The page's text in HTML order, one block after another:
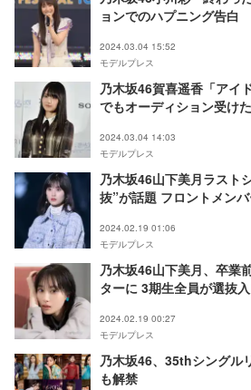
ョンでのハプニング告白
2024.03.04 15:52
モデルプレス
乃木坂46賀喜遥香「アイ
でもオーディション受け
2024.03.04 14:03
モデルプレス
乃木坂46山下美月ラスト
抜”が話題 フロントメン
2024.02.19 01:06
モデルプレス
乃木坂46山下美月、卒業
ターに 3期生全員が選抜
2024.02.19 00:27
モデルプレス
乃木坂46、35thシングル
も解禁